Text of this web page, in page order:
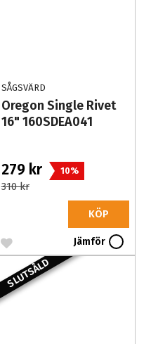
SÅGSVÄRD
Oregon Single Rivet
16" 160SDEA041
279 kr 10%
310 kr
KÖP
Jämför
SLUTSÅLD